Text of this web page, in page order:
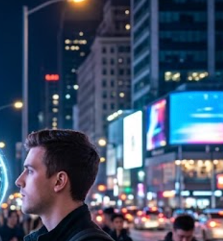
S
e
r
c
h
Latest Posts
存在に気づかれない広告は悪。
強制停止させるフックの正体
獲得を増やしたいから予算2倍に
高騰して自滅する経営者の共通
CPA高騰より恐ろしい。クリッ
元がショートする「数字のマジ